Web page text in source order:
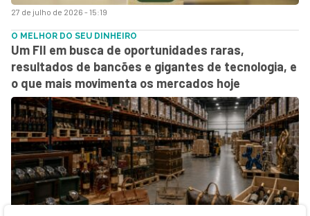
27 de julho de 2026 - 15:19
O MELHOR DO SEU DINHEIRO
Um FII em busca de oportunidades raras,
resultados de bancões e gigantes de tecnologia, e
o que mais movimenta os mercados hoje